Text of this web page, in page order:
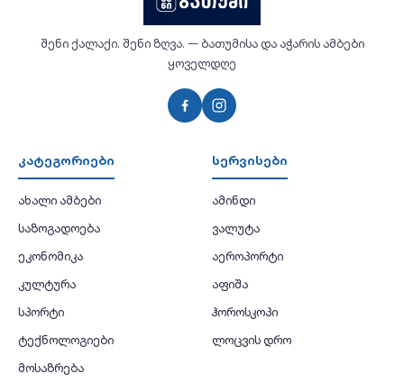
შენი ქალაქი. შენი ზღვა. — ბათუმისა და აჭარის ამბები
ყოველდღე
კატეგორიები
ახალი ამბები
საზოგადოება
ეკონომიკა
კულტურა
სპორტი
ტექნოლოგიები
მოსაზრება
სერვისები
ამინდი
ვალუტა
აეროპორტი
აფიშა
ჰოროსკოპი
ლოცვის დრო